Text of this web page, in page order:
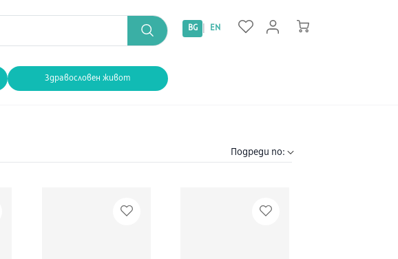
Здравословен живот
BG EN
Подреди по: